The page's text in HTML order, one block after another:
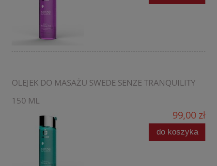
OLEJEK DO MASAŻU SWEDE SENZE TRANQUILITY
150 ML
99,00 zł
do koszyka